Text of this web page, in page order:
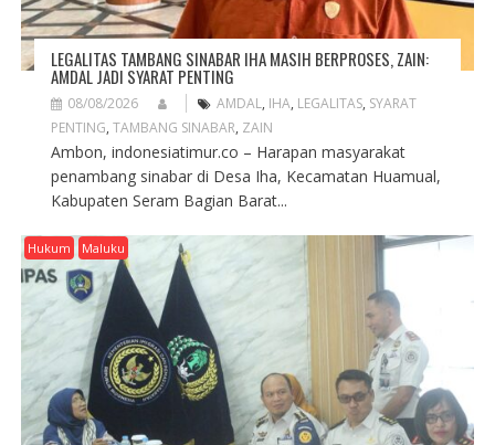
LEGALITAS TAMBANG SINABAR IHA MASIH BERPROSES, ZAIN:
AMDAL JADI SYARAT PENTING
08/08/2026 AMDAL, IHA, LEGALITAS, SYARAT
PENTING, TAMBANG SINABAR, ZAIN
Ambon, indonesiatimur.co – Harapan masyarakat
penambang sinabar di Desa Iha, Kecamatan Huamual,
Kabupaten Seram Bagian Barat...
Hukum Maluku